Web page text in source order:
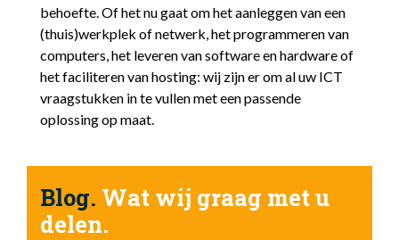
behoefte. Of het nu gaat om het aanleggen van een
(thuis)werkplek of netwerk, het programmeren van
computers, het leveren van software en hardware of
het faciliteren van hosting: wij zijn er om al uw ICT
vraagstukken in te vullen met een passende
oplossing op maat.
Blog. Wat wij graag met u
delen.